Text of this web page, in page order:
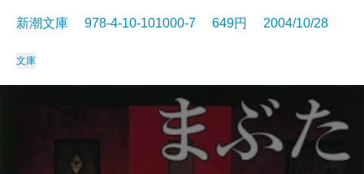
新潮文庫 978-4-10-101000-7 649円 2004/10/28
文庫